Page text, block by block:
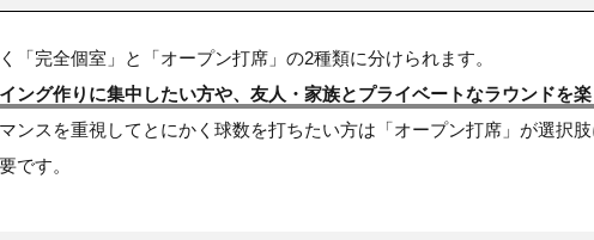
「完全個室」と「オープン打席」の2種類に分けられます。
ング作りに集中したい方や、友人・家族とプライベートなラウンドを
ンスを重視してとにかく球数を打ちたい方は「オープン打席」が選択
です。